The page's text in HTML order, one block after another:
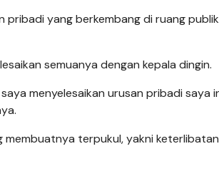
yang berkembang di ruang
semuanya dengan kepala dingin.
menyelesaikan urusan pribadi saya
membuatnya terpukul, yakni